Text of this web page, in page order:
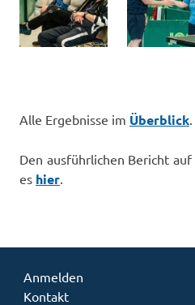
Alle Ergebnisse im Überblick
Den ausführlichen Bericht
es hier
Anmelden
Kontakt